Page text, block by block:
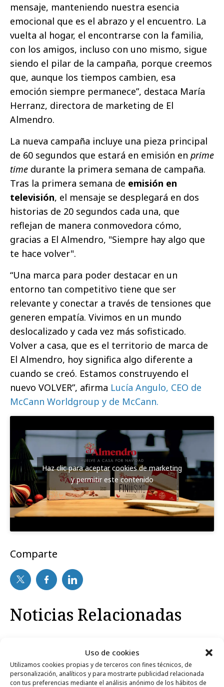
Uso de cookies
Utilizamos cookies propias y de terceros con fines técnicos, de
personalización, analíticos y para mostrarte publicidad relacionada
con tus preferencias mediante el análisis anónimo de los hábitos de
mensaje, manteniendo nuestra esencia
emocional que es el abrazo y el encuentro. La
vuelta al hogar, el encontrarse con la familia,
con los amigos, incluso con uno mismo, sigue
siendo el pilar de la campaña, porque creemos
que, aunque los tiempos cambien, esa
emoción siempre permanece”, destaca María
Herranz, directora de marketing de El
Almendro.
La nueva campaña incluye una pieza principal
de 60 segundos que estará en emisión en prime
time durante la primera semana de campaña.
Tras la primera semana de emisión en
televisión, el mensaje se desplegará en dos
historias de 20 segundos cada una, que
reflejan de manera conmovedora cómo,
gracias a El Almendro, "Siempre hay algo que
te hace volver".
“Una marca para poder destacar en un
entorno tan competitivo tiene que ser
relevante y conectar a través de tensiones que
generen empatía. Vivimos en un mundo
deslocalizado y cada vez más sofisticado.
Volver a casa, que es el territorio de marca de
El Almendro, hoy significa algo diferente a
cuando se creó. Estamos construyendo el
nuevo VOLVER”, afirma Lucía Angulo, CEO de
McCann Worldgroup y de McCann.
Haz clic para aceptar cookies de marketing
y permitir este contenido
Comparte
Noticias Relacionadas
Formación y estudios